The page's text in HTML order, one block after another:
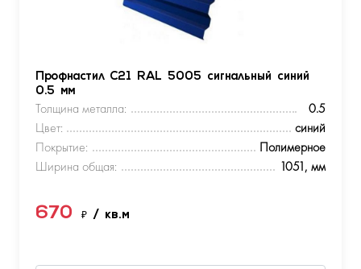
Профнастил С21 RAL 5005 сигнальный синий
0.5 мм
Толщина металла:
0.5
Цвет:
синий
Покрытие:
Полимерное
Ширина общая:
1051, мм
670 ₽ / кв.м